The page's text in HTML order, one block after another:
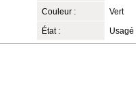
Couleur : Vert
État : Usagé